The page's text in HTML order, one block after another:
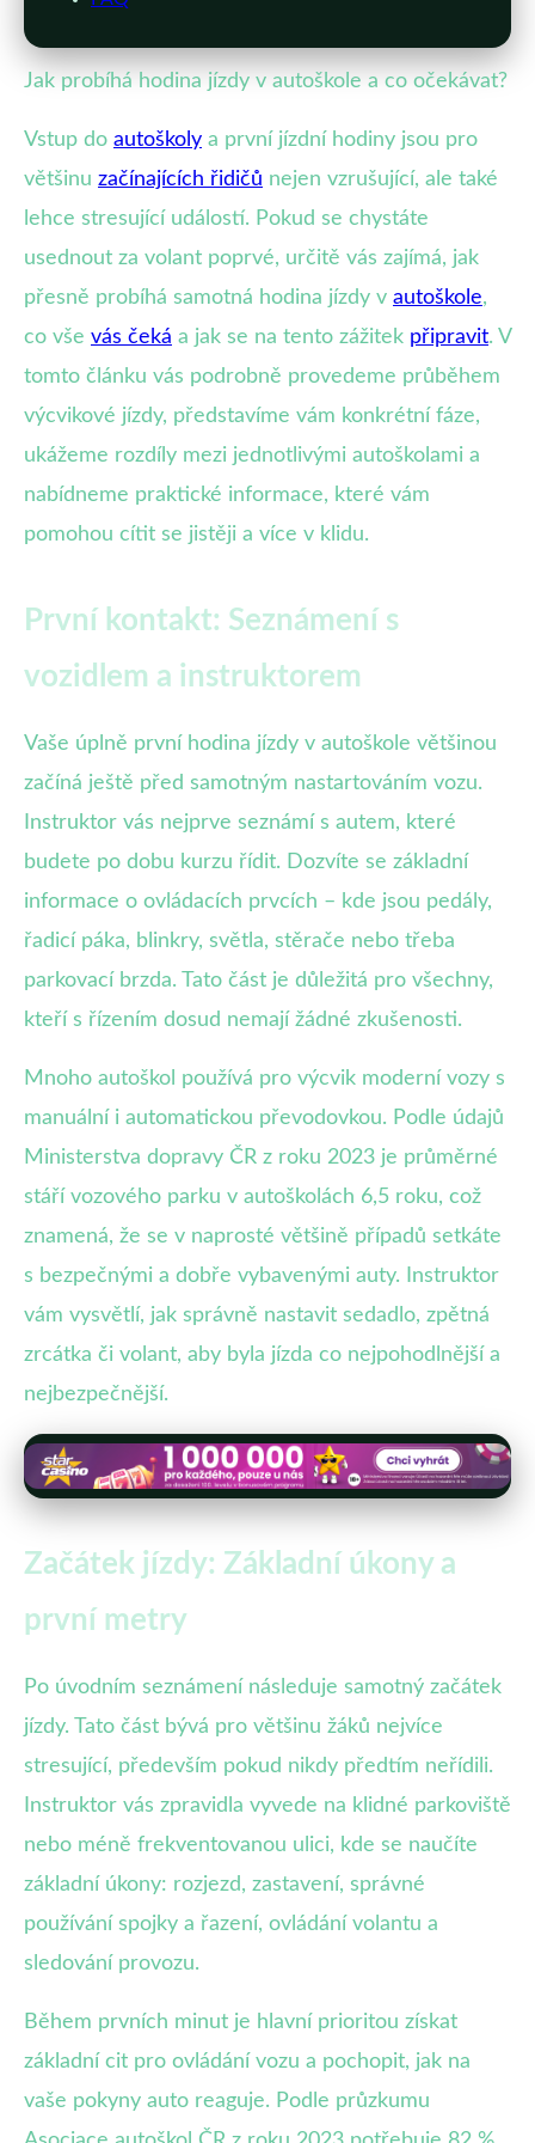
Jak probíhá hodina jízdy v autoškole a co očekávat?
Vstup do autoškoly a první jízdní hodiny jsou pro
většinu začínajících řidičů nejen vzrušující, ale také
lehce stresující událostí. Pokud se chystáte
usednout za volant poprvé, určitě vás zajímá, jak
přesně probíhá samotná hodina jízdy v autoškole,
co vše vás čeká a jak se na tento zážitek připravit. V
tomto článku vás podrobně provedeme průběhem
výcvikové jízdy, představíme vám konkrétní fáze,
ukážeme rozdíly mezi jednotlivými autoškolami a
nabídneme praktické informace, které vám
pomohou cítit se jistěji a více v klidu.
První kontakt: Seznámení s
vozidlem a instruktorem
Vaše úplně první hodina jízdy v autoškole většinou
začíná ještě před samotným nastartováním vozu.
Instruktor vás nejprve seznámí s autem, které
budete po dobu kurzu řídit. Dozvíte se základní
informace o ovládacích prvcích – kde jsou pedály,
řadicí páka, blinkry, světla, stěrače nebo třeba
parkovací brzda. Tato část je důležitá pro všechny,
kteří s řízením dosud nemají žádné zkušenosti.
Mnoho autoškol používá pro výcvik moderní vozy s
manuální i automatickou převodovkou. Podle údajů
Ministerstva dopravy ČR z roku 2023 je průměrné
stáří vozového parku v autoškolách 6,5 roku, což
znamená, že se v naprosté většině případů setkáte
s bezpečnými a dobře vybavenými auty. Instruktor
vám vysvětlí, jak správně nastavit sedadlo, zpětná
zrcátka či volant, aby byla jízda co nejpohodlnější a
nejbezpečnější.
Začátek jízdy: Základní úkony a
první metry
Po úvodním seznámení následuje samotný začátek
jízdy. Tato část bývá pro většinu žáků nejvíce
stresující, především pokud nikdy předtím neřídili.
Instruktor vás zpravidla vyvede na klidné parkoviště
nebo méně frekventovanou ulici, kde se naučíte
základní úkony: rozjezd, zastavení, správné
používání spojky a řazení, ovládání volantu a
sledování provozu.
Během prvních minut je hlavní prioritou získat
základní cit pro ovládání vozu a pochopit, jak na
vaše pokyny auto reaguje. Podle průzkumu